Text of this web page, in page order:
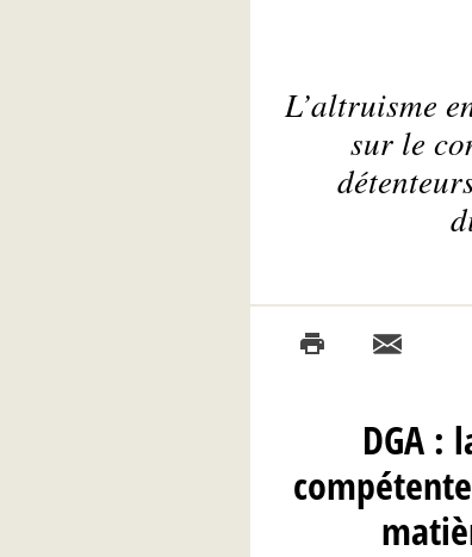
L’altruisme
sur le
DGA :